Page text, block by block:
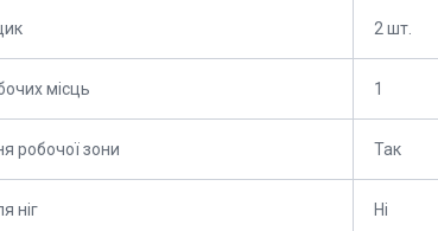
2 шт.
місць 1
робочої зони Так
ніг Ні